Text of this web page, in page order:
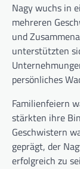
Nagy wuchs in
mehreren
und
unterstützten
persönliches
Familienfeiern
stärkten ihre
Geschwistern
geprägt, der
erfolgreich zu